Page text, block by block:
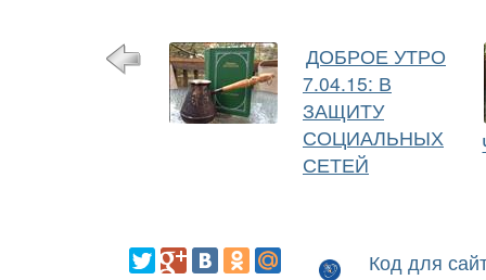
ДОБРОЕ УТРО
7.04.15: В
ЗАЩИТУ
СОЦИАЛЬНЫХ
СЕТЕЙ
Код для